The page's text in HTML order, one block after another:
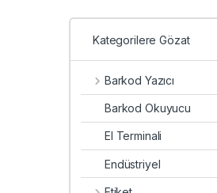
Kategorilere Gözat
Barkod Yazıcı
Barkod Okuyucu
El Terminali
Endüstriyel